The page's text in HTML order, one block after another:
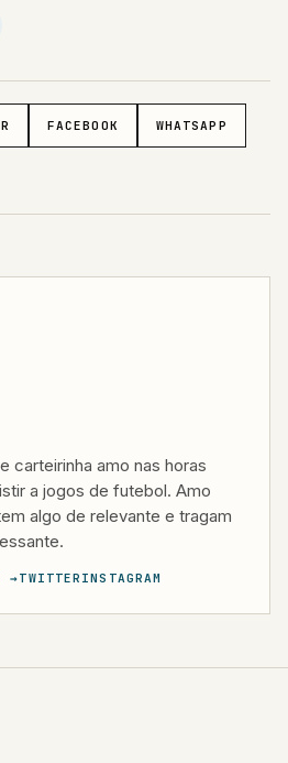
FACEBOOK WHATSAPP
carteirinha amo nas horas
a jogos de futebol. Amo
algo de relevante e tragam
→TWITTER INSTAGRAM